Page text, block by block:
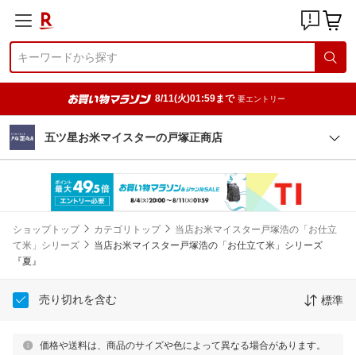
8/11(火)01:59まで 要エントリー
五ツ星お米マイスターの戸塚正商店
ショップトップ カテゴリトップ
当店お米マイスター戸塚浩の「お仕立
て米」シリーズ
当店お米マイスター戸塚浩の「お仕立て米」シリーズ
『夏』
売り切れを含む 標準
価格や送料は、商品のサイズや色によって異なる場合があります。